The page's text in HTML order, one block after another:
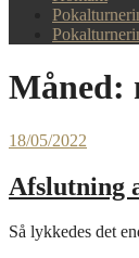
Måned:
18/05/2022
Afslutning
Så lykkedes det